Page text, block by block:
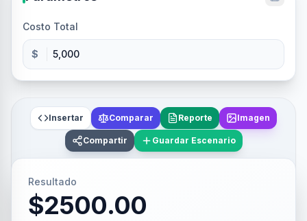
Costo Total
$
Insertar Comparar Reporte Imagen
Compartir Guardar Escenario
Resultado
$2500.00